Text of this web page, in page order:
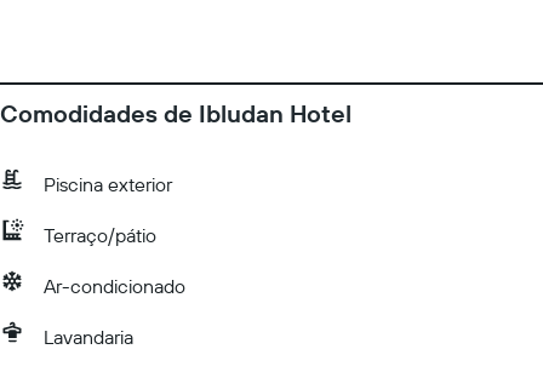
Comodidades de Ibludan Hotel
Piscina exterior
Terraço/pátio
Ar-condicionado
Lavandaria